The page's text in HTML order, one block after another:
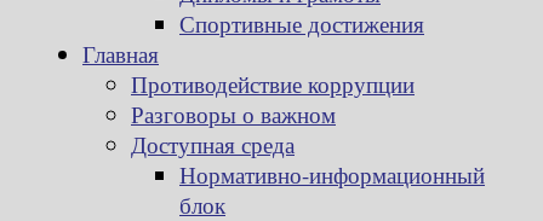
Спортивные достижения
Главная
Противодействие коррупции
Разговоры о важном
Доступная среда
Нормативно-информационный
блок